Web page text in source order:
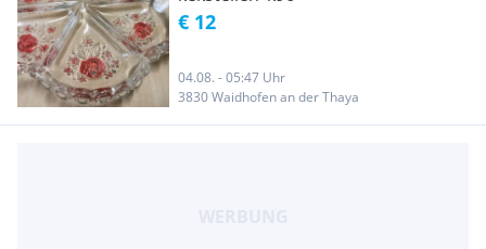
€ 12
04.08. - 05:47 Uhr
3830 Waidhofen an der Thaya